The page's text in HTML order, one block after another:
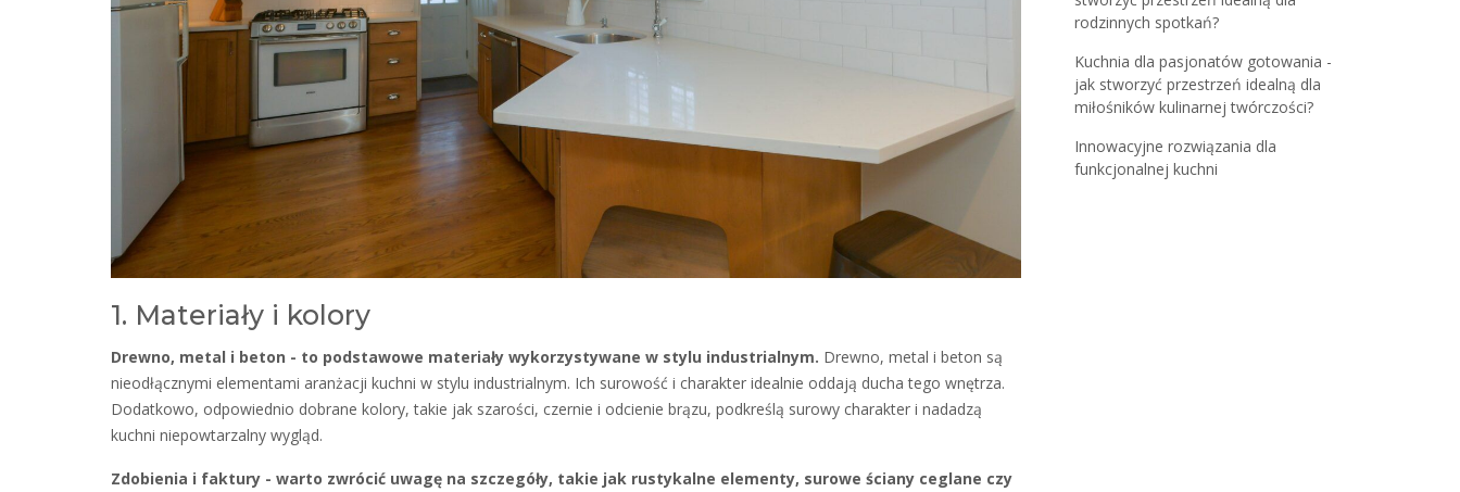
1. Materiały i kolory
Drewno, metal i beton - to podstawowe materiały wykorzystywane w stylu industrialnym. Drewno, metal i beton są
nieodłącznymi elementami aranżacji kuchni w stylu industrialnym. Ich surowość i charakter idealnie oddają ducha tego wnętrza.
Dodatkowo, odpowiednio dobrane kolory, takie jak szarości, czernie i odcienie brązu, podkreślą surowy charakter i nadadzą
kuchni niepowtarzalny wygląd.
Zdobienia i faktury - warto zwrócić uwagę na szczegóły, takie jak rustykalne elementy, surowe ściany ceglane czy
rodzinnych spotkań?
Kuchnia dla pasjonatów gotowania -
jak stworzyć przestrzeń idealną dla
miłośników kulinarnej twórczości?
Innowacyjne rozwiązania dla
funkcjonalnej kuchni